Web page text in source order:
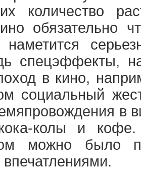
их количество
обязательно
наметится
спецэффекты,
в кино,
социальный
в
колы и
можно было